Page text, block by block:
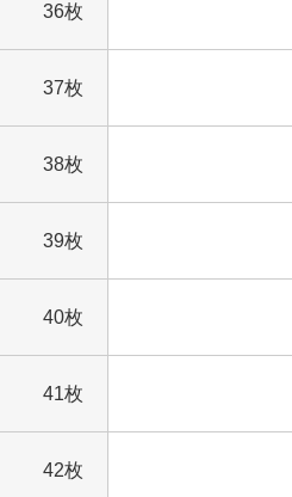
36枚
37枚
38枚
39枚
40枚
41枚
42枚